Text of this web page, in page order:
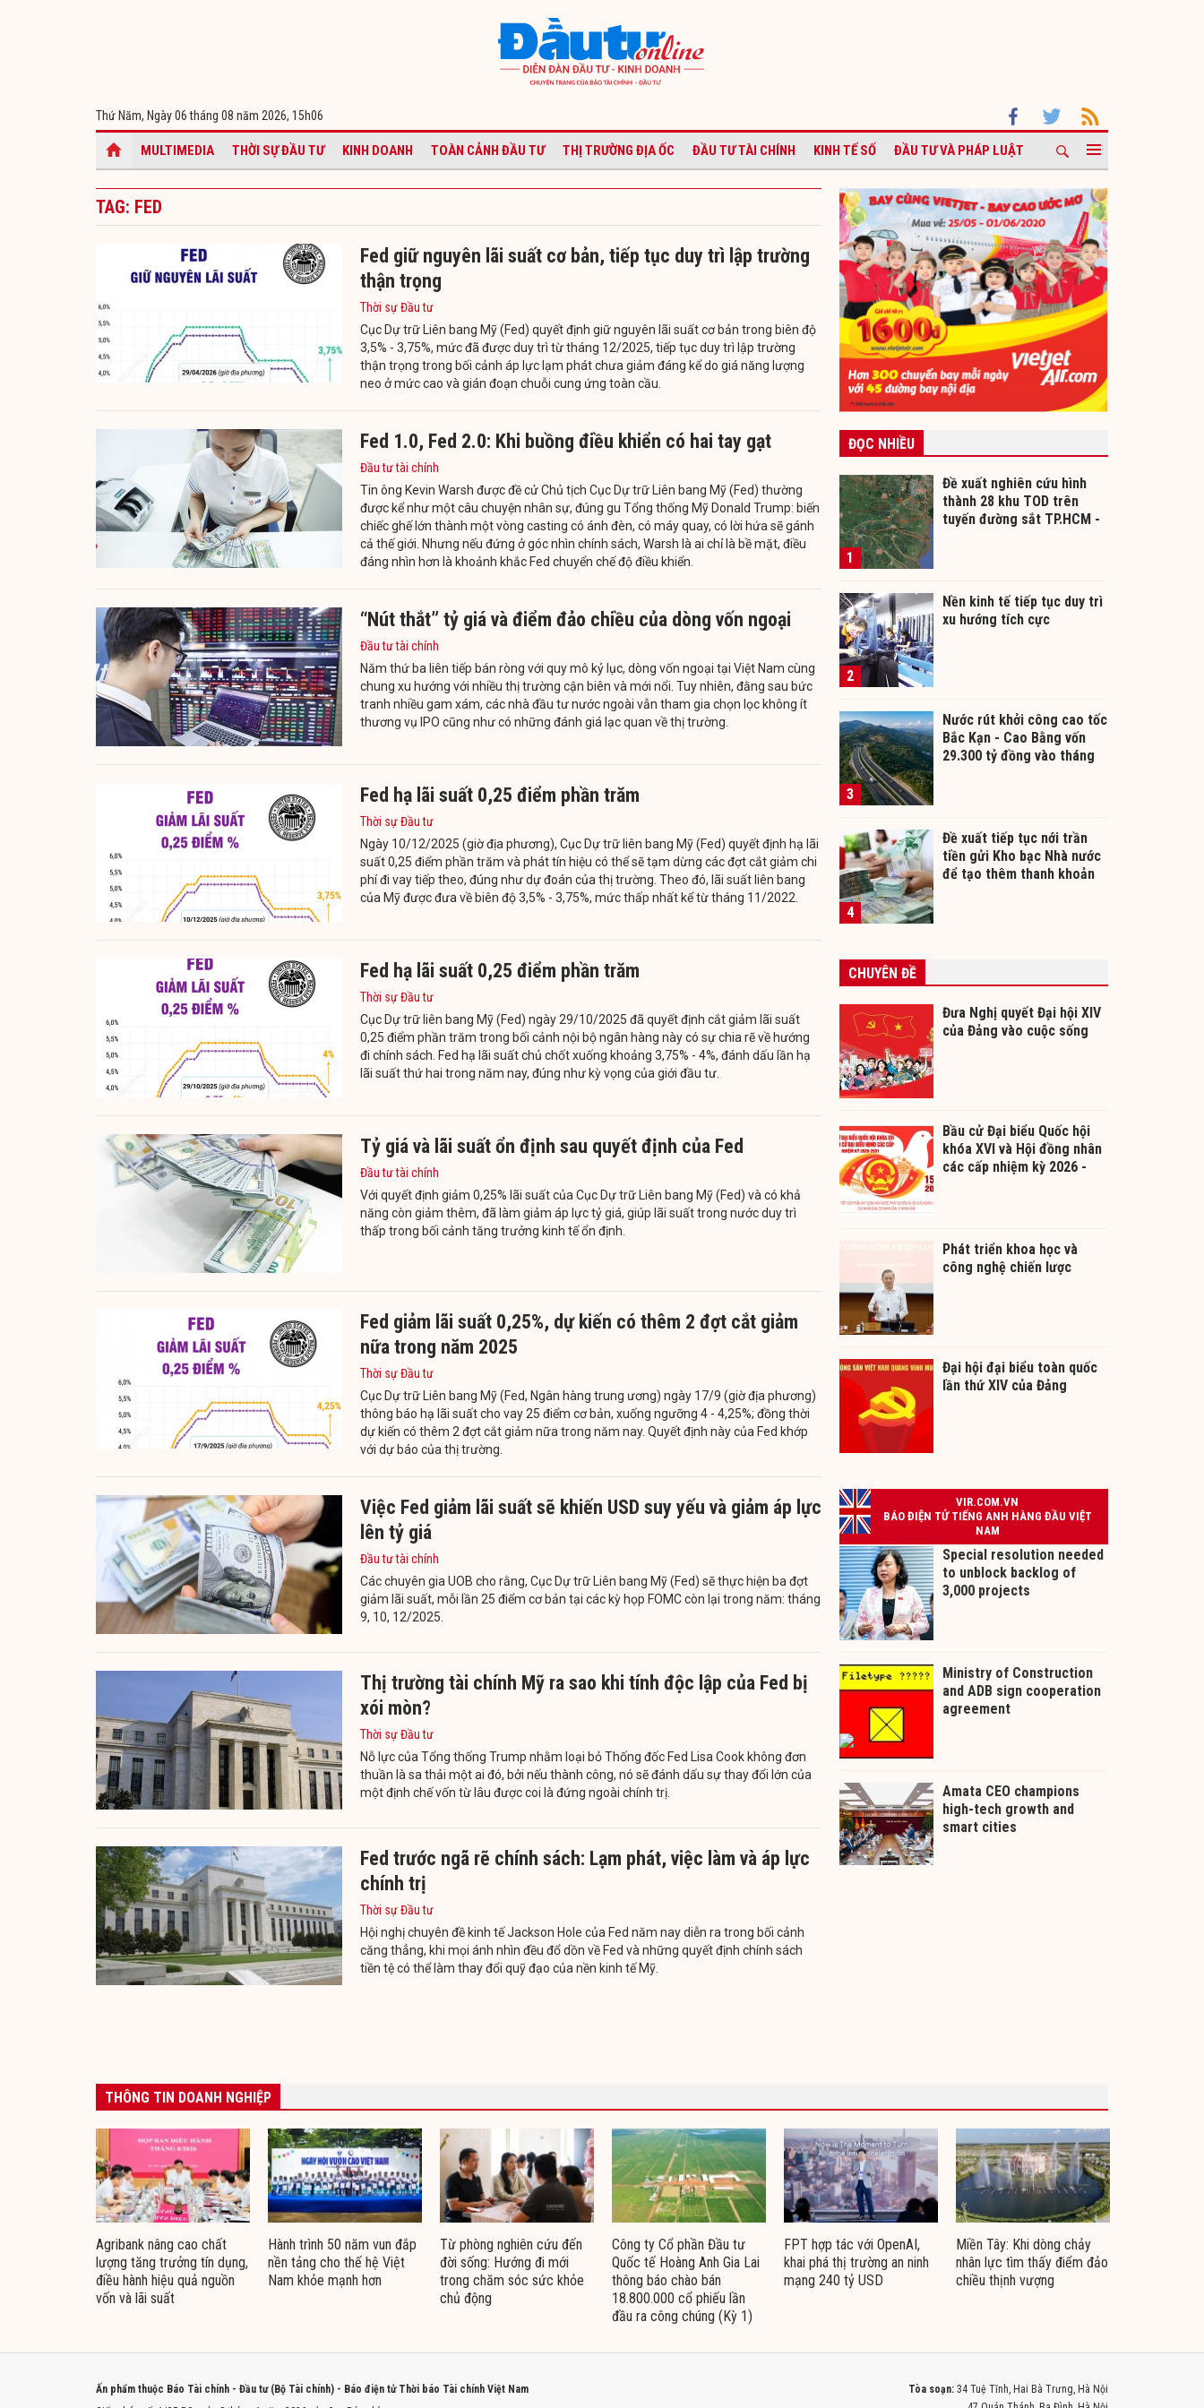
Thứ Năm, Ngày 06 tháng 08 năm 2026, 15h06
MULTIMEDIA THỜI SỰ ĐẦU TƯ KINH DOANH TOÀN CẢNH ĐẦU TƯ THỊ TRƯỜNG ĐỊA ỐC ĐẦU TƯ TÀI CHÍNH KINH TẾ SỐ ĐẦU TƯ VÀ PHÁP LUẬT
TAG: FED
Fed giữ nguyên lãi suất cơ bản, tiếp tục duy trì lập trường
thận trọng
Thời sự Đầu tư
Cục Dự trữ Liên bang Mỹ (Fed) quyết định giữ nguyên lãi suất cơ bản trong biên độ
3,5% - 3,75%, mức đã được duy trì từ tháng 12/2025, tiếp tục duy trì lập trường
thận trọng trong bối cảnh áp lực lạm phát chưa giảm đáng kể do giá năng lượng
neo ở mức cao và gián đoạn chuỗi cung ứng toàn cầu.
Fed 1.0, Fed 2.0: Khi buồng điều khiển có hai tay gạt
Đầu tư tài chính
Tin ông Kevin Warsh được đề cử Chủ tịch Cục Dự trữ Liên bang Mỹ (Fed) thường
được kể như một câu chuyện nhân sự, đúng gu Tổng thống Mỹ Donald Trump: biến
chiếc ghế lớn thành một vòng casting có ánh đèn, có máy quay, có lời hứa sẽ gánh
cả thế giới. Nhưng nếu đứng ở góc nhìn chính sách, Warsh là ai chỉ là bề mặt, điều
đáng nhìn hơn là khoảnh khắc Fed chuyển chế độ điều khiển.
“Nút thắt” tỷ giá và điểm đảo chiều của dòng vốn ngoại
Đầu tư tài chính
Năm thứ ba liên tiếp bán ròng với quy mô kỷ lục, dòng vốn ngoại tại Việt Nam cùng
chung xu hướng với nhiều thị trường cận biên và mới nổi. Tuy nhiên, đằng sau bức
tranh nhiều gam xám, các nhà đầu tư nước ngoài vẫn tham gia chọn lọc không ít
thương vụ IPO cũng như có những đánh giá lạc quan về thị trường.
Fed hạ lãi suất 0,25 điểm phần trăm
Thời sự Đầu tư
Ngày 10/12/2025 (giờ địa phương), Cục Dự trữ liên bang Mỹ (Fed) quyết định hạ lãi
suất 0,25 điểm phần trăm và phát tín hiệu có thể sẽ tạm dừng các đợt cắt giảm chi
phí đi vay tiếp theo, đúng như dự đoán của thị trường. Theo đó, lãi suất liên bang
của Mỹ được đưa về biên độ 3,5% - 3,75%, mức thấp nhất kể từ tháng 11/2022.
Fed hạ lãi suất 0,25 điểm phần trăm
Thời sự Đầu tư
Cục Dự trữ liên bang Mỹ (Fed) ngày 29/10/2025 đã quyết định cắt giảm lãi suất
0,25 điểm phần trăm trong bối cảnh nội bộ ngân hàng này có sự chia rẽ về hướng
đi chính sách. Fed hạ lãi suất chủ chốt xuống khoảng 3,75% - 4%, đánh dấu lần hạ
lãi suất thứ hai trong năm nay, đúng như kỳ vọng của giới đầu tư.
Tỷ giá và lãi suất ổn định sau quyết định của Fed
Đầu tư tài chính
Với quyết định giảm 0,25% lãi suất của Cục Dự trữ Liên bang Mỹ (Fed) và có khả
năng còn giảm thêm, đã làm giảm áp lực tỷ giá, giúp lãi suất trong nước duy trì
thấp trong bối cảnh tăng trưởng kinh tế ổn định.
Fed giảm lãi suất 0,25%, dự kiến có thêm 2 đợt cắt giảm
nữa trong năm 2025
Thời sự Đầu tư
Cục Dự trữ Liên bang Mỹ (Fed, Ngân hàng trung ương) ngày 17/9 (giờ địa phương)
thông báo hạ lãi suất cho vay 25 điểm cơ bản, xuống ngưỡng 4 - 4,25%; đồng thời
dự kiến có thêm 2 đợt cắt giảm nữa trong năm nay. Quyết định này của Fed khớp
với dự báo của thị trường.
Việc Fed giảm lãi suất sẽ khiến USD suy yếu và giảm áp lực
lên tỷ giá
Đầu tư tài chính
Các chuyên gia UOB cho rằng, Cục Dự trữ Liên bang Mỹ (Fed) sẽ thực hiện ba đợt
giảm lãi suất, mỗi lần 25 điểm cơ bản tại các kỳ họp FOMC còn lại trong năm: tháng
9, 10, 12/2025.
Thị trường tài chính Mỹ ra sao khi tính độc lập của Fed bị
xói mòn?
Thời sự Đầu tư
Nỗ lực của Tổng thống Trump nhằm loại bỏ Thống đốc Fed Lisa Cook không đơn
thuần là sa thải một ai đó, bởi nếu thành công, nó sẽ đánh dấu sự thay đổi lớn của
một định chế vốn từ lâu được coi là đứng ngoài chính trị.
Fed trước ngã rẽ chính sách: Lạm phát, việc làm và áp lực
chính trị
Thời sự Đầu tư
Hội nghị chuyên đề kinh tế Jackson Hole của Fed năm nay diễn ra trong bối cảnh
căng thẳng, khi mọi ánh nhìn đều đổ dồn về Fed và những quyết định chính sách
tiền tệ có thể làm thay đổi quỹ đạo của nền kinh tế Mỹ.
ĐỌC NHIỀU
1
Đề xuất nghiên cứu hình
thành 28 khu TOD trên
tuyến đường sắt TP.HCM -
2
Nền kinh tế tiếp tục duy trì
xu hướng tích cực
3
Nước rút khởi công cao tốc
Bắc Kạn - Cao Bằng vốn
29.300 tỷ đồng vào tháng
4
Đề xuất tiếp tục nới trần
tiền gửi Kho bạc Nhà nước
để tạo thêm thanh khoản
CHUYÊN ĐỀ
Đưa Nghị quyết Đại hội XIV
của Đảng vào cuộc sống
Bầu cử Đại biểu Quốc hội
khóa XVI và Hội đồng nhân
các cấp nhiệm kỳ 2026 -
Phát triển khoa học và
công nghệ chiến lược
Đại hội đại biểu toàn quốc
lần thứ XIV của Đảng
THÔNG TIN DOANH NGHIỆP
Agribank nâng cao chất
lượng tăng trưởng tín dụng,
điều hành hiệu quả nguồn
vốn và lãi suất
Hành trình 50 năm vun đắp
nền tảng cho thế hệ Việt
Nam khỏe mạnh hơn
Từ phòng nghiên cứu đến
đời sống: Hướng đi mới
trong chăm sóc sức khỏe
chủ động
Công ty Cổ phần Đầu tư
Quốc tế Hoàng Anh Gia Lai
thông báo chào bán
18.800.000 cổ phiếu lần
đầu ra công chúng (Kỳ 1)
FPT hợp tác với OpenAI,
khai phá thị trường an ninh
mạng 240 tỷ USD
Miền Tây: Khi dòng chảy
nhân lực tìm thấy điểm đảo
chiều thịnh vượng
Ấn phẩm thuộc Báo Tài chính - Đầu tư (Bộ Tài chính) - Báo điện tử Thời báo Tài chính Việt Nam
Tòa soạn: 34 Tuệ Tĩnh, Hai Bà Trưng, Hà Nội